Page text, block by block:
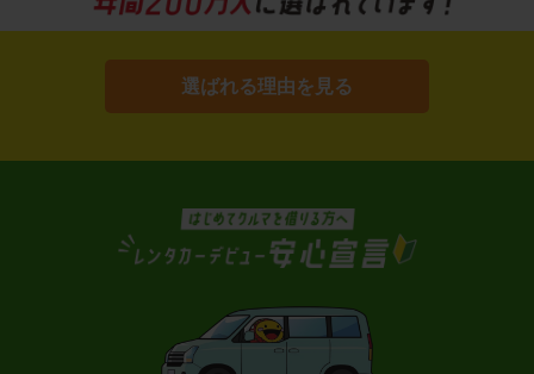
選ばれる理由を見る